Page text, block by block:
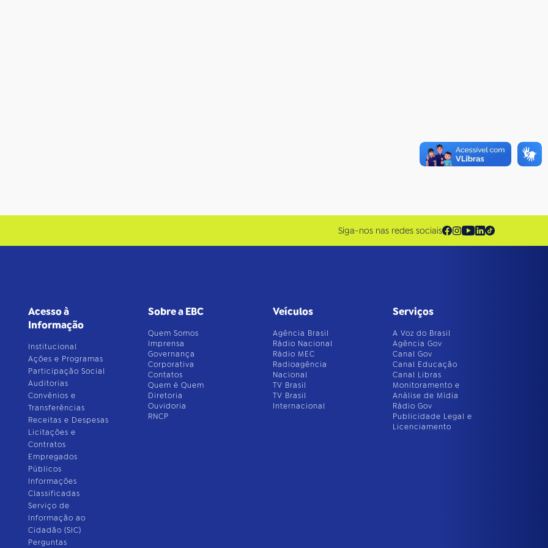
Siga-nos nas redes sociais
Acesso à
Informação
Institucional
Ações e Programas
Participação Social
Auditorias
Convênios e
Transferências
Receitas e Despesas
Licitações e
Contratos
Empregados
Públicos
Informações
Classificadas
Serviço de
Informação ao
Cidadão (SIC)
Perguntas
Sobre a EBC
Quem Somos
Imprensa
Governança
Corporativa
Contatos
Quem é Quem
Diretoria
Ouvidoria
RNCP
Veículos
Agência Brasil
Rádio Nacional
Rádio MEC
Radioagência
Nacional
TV Brasil
TV Brasil
Internacional
Serviços
A Voz do Brasil
Agência Gov
Canal Gov
Canal Educação
Canal Libras
Monitoramento e
Análise de Mídia
Rádio Gov
Publicidade Legal e
Licenciamento